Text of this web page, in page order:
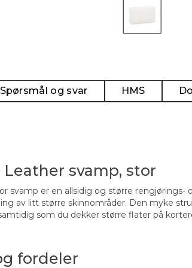
Spørsmål og svar HMS
Leather svamp, stor
svamp er en allsidig og større rengjørings-
av litt større skinnområder. Den myke
som du dekker større flater på
fordeler